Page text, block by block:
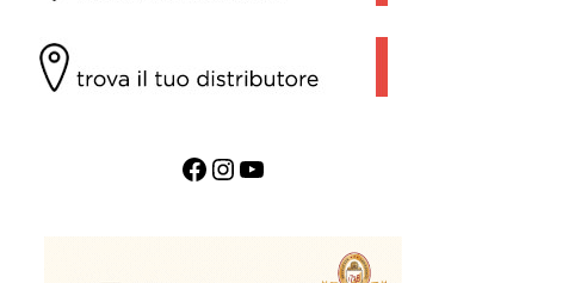
Facebook InstagramYouTube